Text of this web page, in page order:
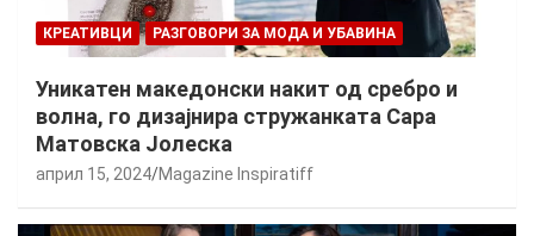
КРЕАТИВЦИ РАЗГОВОРИ ЗА МОДА И УБАВИНА
Уникатен македонски накит од сребро и
волна, го дизајнира стружанката Сара
Матовска Јолеска
април 15, 2024 Magazine Inspiratiff